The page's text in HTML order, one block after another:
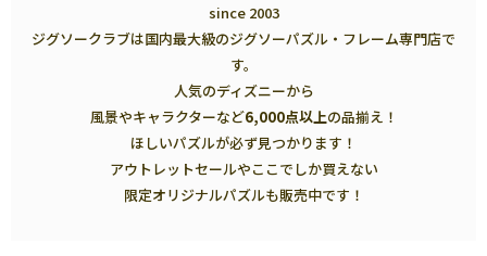
since 2003
ジグソークラブは国内最大級のジグソーパズル・フレーム専門店で
す。
人気のディズニーから
風景やキャラクターなど6,000点以上の品揃え！
ほしいパズルが必ず見つかります！
アウトレットセールやここでしか買えない
限定オリジナルパズルも販売中です！